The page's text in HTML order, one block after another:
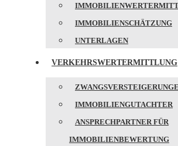
IMMOBILIENSCHÄTZUNG
UNTERLAGEN
VERKEHRSWERTERMITTLUNG
IMMOBILIENGUTACHTER
ANSPRECHPARTNER FÜR
IMMOBILIENBEWERTUNG